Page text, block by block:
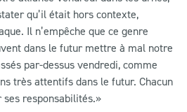
qu’il était hors contexte,
Il n’empêche que ce genre
dans le futur mettre à mal notre
par-dessus vendredi, comme
très attentifs dans le futur. Chacun
responsabilités.»